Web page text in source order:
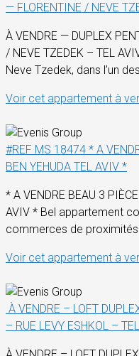
— FLORENTINE / NEVE
À VENDRE — DUPLEX
/ NEVE TZEDEK – TEL
Neve Tzedek, dans l’un
Voir cet appartement à
#REF MS 18474 * A
BEN YEHUDA TEL AVIV *
* A VENDRE BEAU 3
AVIV * Bel appartement
commerces de
Voir cet appartement à
À VENDRE – LOFT
– RUE LEVY ESHKOL –